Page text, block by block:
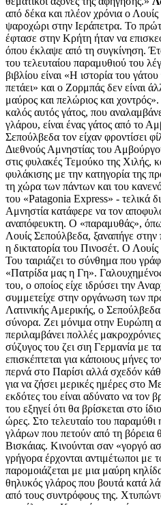
από δέκα και πλέον χρόνια ο
ψαροχώρι στην Ιεράπετρα. Το
έφτασε στην Κρήτη ήταν να
όπου έκλαψε από τη συγκίνηση.
του τελευταίου παραμυθιού του
βιβλίου είναι «Η ιστορία του
πετάει» και ο Ζορμπάς δεν είναι
μαύρος και πελώριος και χοντρός».
καλός αυτός γάτος, που
γλάρου, είναι ένας γάτος από το
Σεπούλβεδα τον είχαν φροντίσει
Διεθνούς Αμνηστίας του
στις φυλακές Τεμούκο της Χιλής,
φυλάκισης με την κατηγορία της
τη χώρα των πάντων και του
του «Patagonia Express» - τελικά
Αμνηστία κατάφερε να τον
αναπόφευκτη. Ο «παραμυθάς»,
Λουίς Σεπούλβεδα, ξαναπήγε στην
η δικτατορία του Πινοσέτ. Ο
Του ταιριάζει το σύνθημα που
«Πατρίδα μας η Γη».
του, ο οποίος είχε ιδρύσει την
συμμετείχε στην οργάνωση των
Λατινικής Αμερικής, ο
σύνορα. Ζει μόνιμα οτην Ευρώπη
περιλαμβάνει πολλές
σύζυγος του ζει σιη Γερμανία με
επισκέπτεται για κάποιους μήνες
περνά στο Παρίσι αλλά σχεδόν
για να ζήσει μερικές ημέρες στο
εκδότες του είναι αδύνατο να τον
του εξηγεί ότι θα βρίσκεται στο
ώρες. Στο τελευταίο του παραμύθι
γλάρων που πετούν από τη βόρεια
Βισκάιας. Κινούνται σαν «γοργό
γρήγορα έρχονται αντιμέτωποι με
παρομοιάζεται με μια μαύρη
θηλυκός γλάρος που βουτά κατά
από τους συντρόφους της.